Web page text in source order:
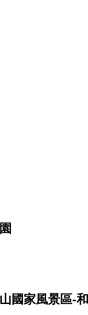
國家風景區-